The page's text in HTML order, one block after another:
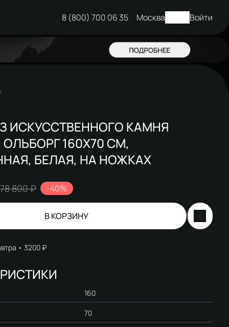
8 (800) 700 06 35 Москва Войти
ИСКУССТВЕННОГО КАМНЯ
ОЛЬБОРГ 160X70 СМ,
БЕЛАЯ, НА НОЖКАХ
78 800 ₽ -40%
В КОРЗИНУ
3200 ₽
160
70